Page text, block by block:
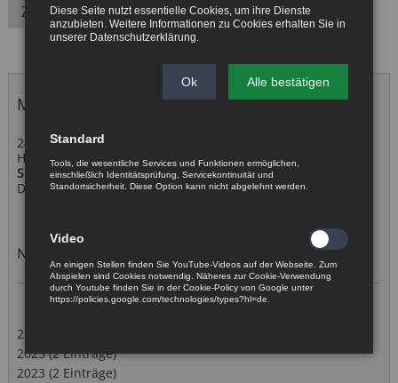
Zurück
Messetermine 2026
24. - 26. November 2026
Hannover
SPS – Smart Production Solutions
DIS Sensors
News
2026 (2 Einträge)
2025 (2 Einträge)
2023 (2 Einträge)
Diese Seite nutzt essentielle Cookies, um ihre Dienste
anzubieten. Weitere Informationen zu Cookies erhalten Sie in
unserer Datenschutzerklärung
Ok Alle bestätigen
Standard
Tools, die wesentliche Services und Funktionen ermöglichen,
einschließlich Identitätsprüfung, Servicekontinuität und
Standortsicherheit. Diese Option kann nicht abgelehnt werden.
Video
An einigen Stellen finden Sie YouTube-Videos auf der Webseite. Zum
Abspielen sind Cookies notwendig. Näheres zur Cookie-Verwendung
durch Youtube finden Sie in der Cookie-Policy von Google unter
https://policies.google.com/technologies/types?hl=de.